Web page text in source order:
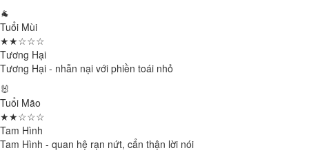
🐐
Tuổi Mùi
★★☆☆☆
Tương Hại
Tương Hại - nhẫn nại với phiền toái nhỏ
🐰
Tuổi Mão
★★☆☆☆
Tam Hình
Tam Hình - quan hệ rạn nứt, cẩn thận lời nói